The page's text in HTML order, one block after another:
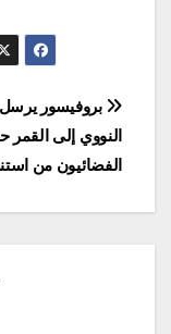
تصفّح
المقالات
بروفيسور
النووي إلى القمر
الفضائيون من